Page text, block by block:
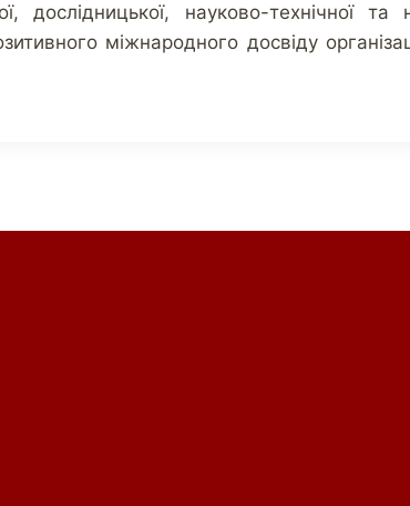
дослідницької, науково-технічної
міжнародного досвіду